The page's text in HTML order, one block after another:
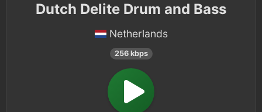
Dutch Delite Drum and Bass
Netherlands
256 kbps